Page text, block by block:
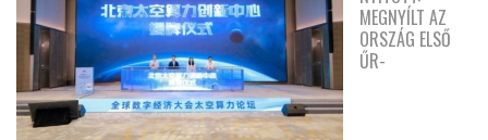
MEGNYÍLT AZ
ORSZÁG ELSŐ
ŰR-